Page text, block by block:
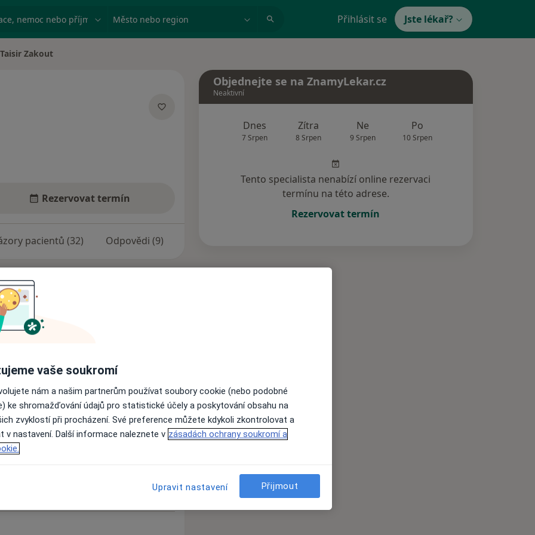
nemoc nebo příjmení Město nebo region Přihlásit se Jste lékař?
města
Taisir Zakout
Rezervovat termín
pacientů (32) Odpovědi (9)
křivek, jsou základem úspěchu
jsou muži, stejně jako ženy,
požadavkům na svůj vzhled.
plastické zákroky a operace
zkušené plastické chirurgy s
v oboru estetické medicíny.
každodenní práci je založena na
zkušeností.
Objednejte se na ZnamyLekar.cz
Neaktivní
Dnes
7 Srpen
Zítra
8 Srpen
Ne
9 Srpen
Po
10 Srpen
Tento specialista nenabízí online rezervaci
termínu na této adrese.
Rezervovat termín
vaše soukromí
nám a našim partnerům používat soubory cookie (nebo podobné
ke shromažďování údajů pro statistické účely a poskytování obsahu na
zvyklostí při procházení. Své preference můžete kdykoli zkontrolovat a
v nastavení. Další informace naleznete v zásadách ochrany soukromí a
Upravit nastavení Přijmout